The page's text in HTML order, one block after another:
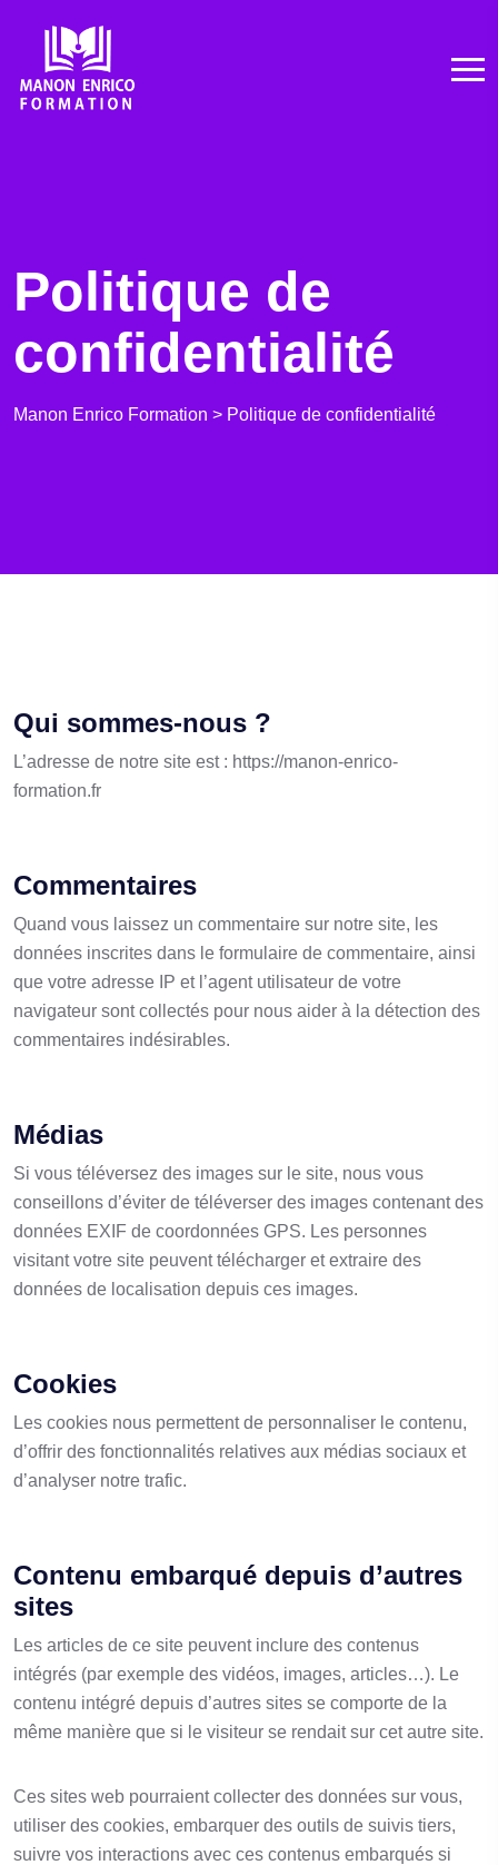
Politique de
confidentialité
Manon Enrico Formation > Politique de confidentialité
Qui sommes-nous ?
L’adresse de notre site est : https://manon-enrico-
formation.fr
Commentaires
Quand vous laissez un commentaire sur notre site, les
données inscrites dans le formulaire de commentaire, ainsi
que votre adresse IP et l’agent utilisateur de votre
navigateur sont collectés pour nous aider à la détection des
commentaires indésirables.
Médias
Si vous téléversez des images sur le site, nous vous
conseillons d’éviter de téléverser des images contenant des
données EXIF de coordonnées GPS. Les personnes
visitant votre site peuvent télécharger et extraire des
données de localisation depuis ces images.
Cookies
Les cookies nous permettent de personnaliser le contenu,
d’offrir des fonctionnalités relatives aux médias sociaux et
d’analyser notre trafic.
Contenu embarqué depuis d’autres
sites
Les articles de ce site peuvent inclure des contenus
intégrés (par exemple des vidéos, images, articles…). Le
contenu intégré depuis d’autres sites se comporte de la
même manière que si le visiteur se rendait sur cet autre site.
Ces sites web pourraient collecter des données sur vous,
utiliser des cookies, embarquer des outils de suivis tiers,
suivre vos interactions avec ces contenus embarqués si